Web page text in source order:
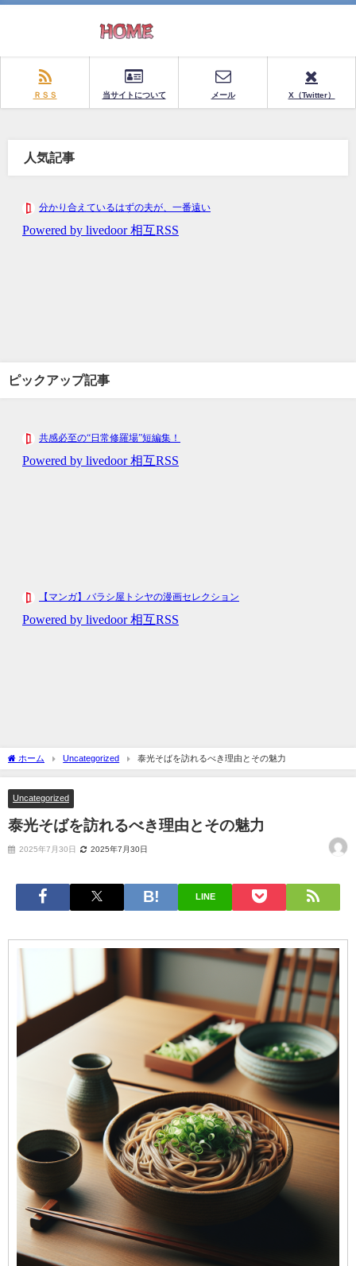
ＲＳＳ 当サイトについて メール X（Twitter）
人気記事
ピックアップ記事
ホーム Uncategorized 泰光そばを訪れるべき理由とその魅力
Uncategorized
泰光そばを訪れるべき理由とその魅力
2025年7月30日 2025年7月30日
LINE